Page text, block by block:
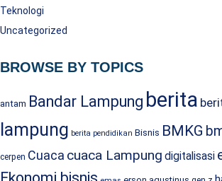
Teknologi
Uncategorized
BROWSE BY TOPICS
antam Bandar Lampung berita
lampung berita pendidikan Bisnis BMKG
cerpen Cuaca cuaca Lampung digitalisasi